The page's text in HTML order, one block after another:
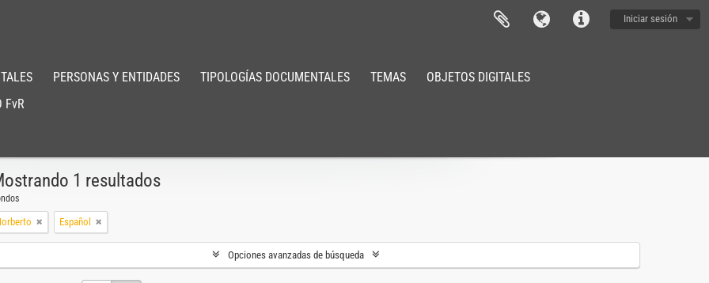
Iniciar sesión
PERSONAS Y ENTIDADES TIPOLOGÍAS DOCUMENTALES TEMAS
OBJETOS DIGITALES
FvR
1 resultados
Español
Opciones avanzadas de búsqueda